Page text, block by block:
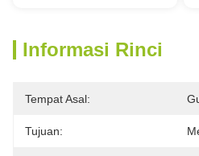
Informasi Rinci
Tempat Asal:
Tujuan: